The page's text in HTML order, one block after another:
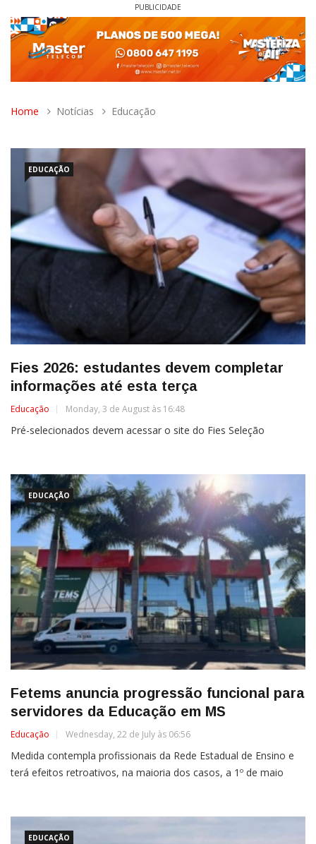
PUBLICIDADE
Home Notícias Educação
EDUCAÇÃO
Fies 2026: estudantes devem completar
informações até esta terça
Educação Monday, 3 de August às 16:48
Pré-selecionados devem acessar o site do Fies Seleção
EDUCAÇÃO
Fetems anuncia progressão funcional para
servidores da Educação em MS
Educação Wednesday, 22 de July às 06:56
Medida contempla profissionais da Rede Estadual de Ensino e
terá efeitos retroativos, na maioria dos casos, a 1º de maio
EDUCAÇÃO